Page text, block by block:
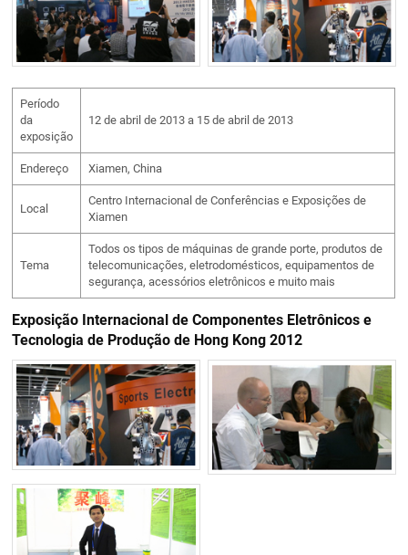
Período
da
exposição
12 de abril de 2013 a 15 de abril de 2013
Endereço Xiamen, China
Local
Centro Internacional de Conferências e Exposições de
Xiamen
Tema
Todos os tipos de máquinas de grande porte, produtos de
telecomunicações, eletrodomésticos, equipamentos de
segurança, acessórios eletrônicos e muito mais
Exposição Internacional de Componentes Eletrônicos e
Tecnologia de Produção de Hong Kong 2012